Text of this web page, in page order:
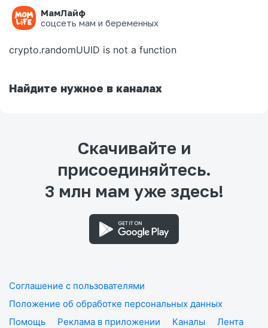
МамЛайф
соцсеть мам и беременных
Ошибка на странице
crypto.randomUUID is not a function
Найдите нужное в каналах
Скачивайте и
присоединяйтесь.
3 млн мам уже здесь!
Соглашение с пользователями
Положение об обработке персональных данных
Помощь
Реклама в приложении Каналы
Лента